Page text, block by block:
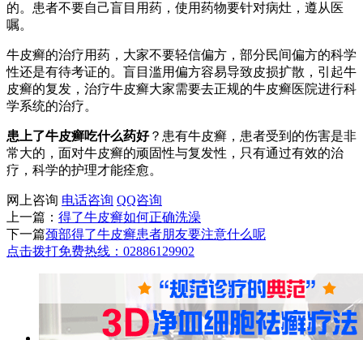
的。患者不要自己盲目用药，使用药物要针对病灶，遵从医
嘱。
牛皮癣的治疗用药，大家不要轻信偏方，部分民间偏方的科学
性还是有待考证的。盲目滥用偏方容易导致皮损扩散，引起牛
皮癣的复发，治疗牛皮癣大家需要去正规的牛皮癣医院进行科
学系统的治疗。
患上了牛皮癣吃什么药好？患有牛皮癣，患者受到的伤害是非
常大的，面对牛皮癣的顽固性与复发性，只有通过有效的治
疗，科学的护理才能痊愈。
网上咨询 电话咨询 QQ咨询
上一篇： 得了牛皮癣如何正确洗澡
下一篇颈部得了牛皮癣患者朋友要注意什么呢
点击拨打免费热线：02886129902